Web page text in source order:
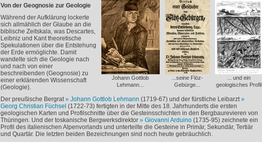
Johann Gottlob
Lehmann...
...seine Flöz-
Gebürge...
... und ein
geologisches Profil
Von der Geognosie zur Geologie
Während der Aufklärung lockerte
sich allmählich der Glaube an die
biblische Zeitskala, was Descartes,
Leibniz und Kant theoretische
Spekulationen über die Entstehung
der Erde ermöglichte. Damit
wandelte sich die Geologie nach
und nach von einer
beschreibenden (Geognosie) zu
einer erklärenden Wissenschaft
(Geologie).
Der preußische Bergrat
Johann Gottlob Lehmann (1719-67) und der fürstliche Leibarzt
Georg Christian Füchsel (1722-73) fertigten in der Mitte des 18. Jahrhunderts die ersten
geologischen Karten und Profilschnitte über die Gesteinsschichten in den Bergbaurevieren von
Thüringen. Und der toskanische Bergwerksdirektor
Giovanni Arduino(1735-95) zeichnete ein
Profil des italienischen Alpenvorlands und unterteilte die Gesteine in Primär, Sekundär, Tertiär
und Quartär. Die letzten beiden Bezeichnungen sind noch heute gebräuchlich.